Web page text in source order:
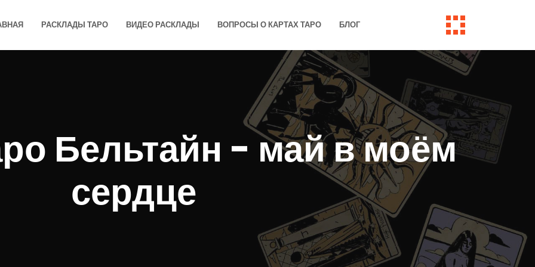
РАСКЛАДЫ ТАРО ВИДЕО РАСКЛАДЫ ВОПРОСЫ О КАРТАХ ТАРО БЛОГ
Бельтайн - май в моём
сердце